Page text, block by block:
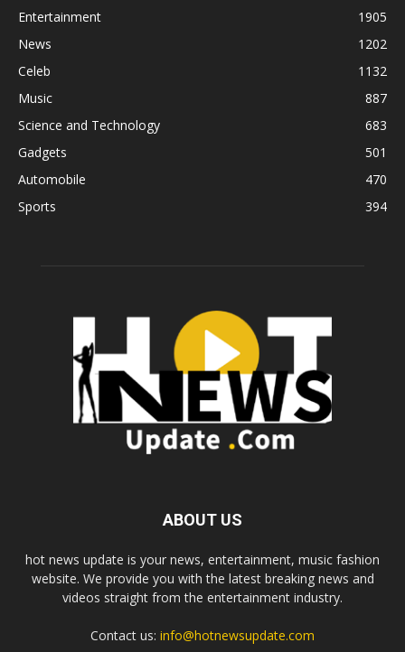
Entertainment
1905
News
1202
Celeb
1132
Music
887
Science and Technology
683
Gadgets
501
Automobile
470
Sports
394
ABOUT US
hot news update is your news, entertainment, music fashion
website. We provide you with the latest breaking news and
videos straight from the entertainment industry.
Contact us: info@hotnewsupdate.com